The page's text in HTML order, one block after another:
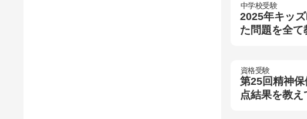
中学校受験
2025年キッ
た問題を全
資格受験
第25回精神
点結果を教え